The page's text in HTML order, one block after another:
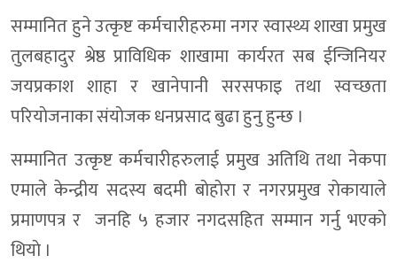
सम्मानित हुने उत्कृष्ट कर्मचारीहरुमा नगर स्वास्थ्य शाखा प्रमुख
तुलबहादुर श्रेष्ठ प्राविधिक शाखामा कार्यरत सब ईन्जिनियर
जयप्रकाश शाहा र खानेपानी सरसफाइ तथा स्वच्छता
परियाेजनाका संयाेजक धनप्रसाद बुढा हुनु हुन्छ ।
सम्मानित उत्कृष्ट कर्मचारीहरुलाई प्रमुख अतिथि तथा नेकपा
एमाले केन्द्रीय सदस्य बदमी बाेहाेरा र नगरप्रमुख राेकायाले
प्रमाणपत्र र जनहि ५ हजार नगदसहित सम्मान गर्नु भएकाे
थियाे ।